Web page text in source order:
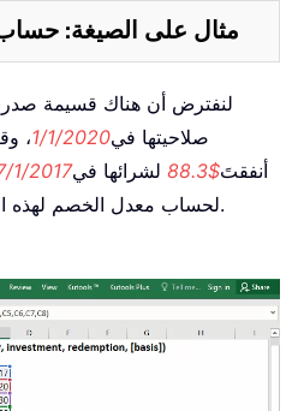
مثال على الصيغة:
لنفترض أن هناك قسيمة
صلاحيتها في1/1/2020،
أنفقتَ$88.3 لشرائها في1/2017
INTRATE لحساب معدل الخصم لهذه القسيمة بسهولة.